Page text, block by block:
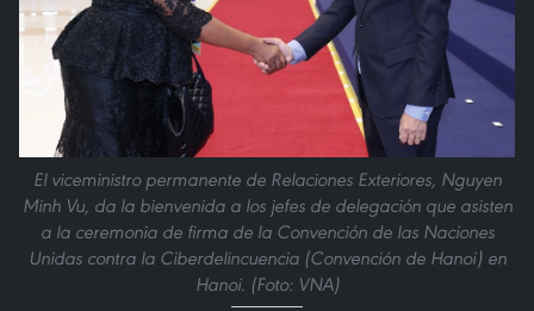
El viceministro permanente de Relaciones Exteriores, Nguyen
Minh Vu, da la bienvenida a los jefes de delegación que asisten
a la ceremonia de firma de la Convención de las Naciones
Unidas contra la Ciberdelincuencia (Convención de Hanoi) en
Hanoi. (Foto: VNA)